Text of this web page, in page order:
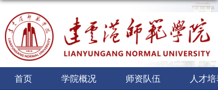
首页 学院概况 师资队伍 人才